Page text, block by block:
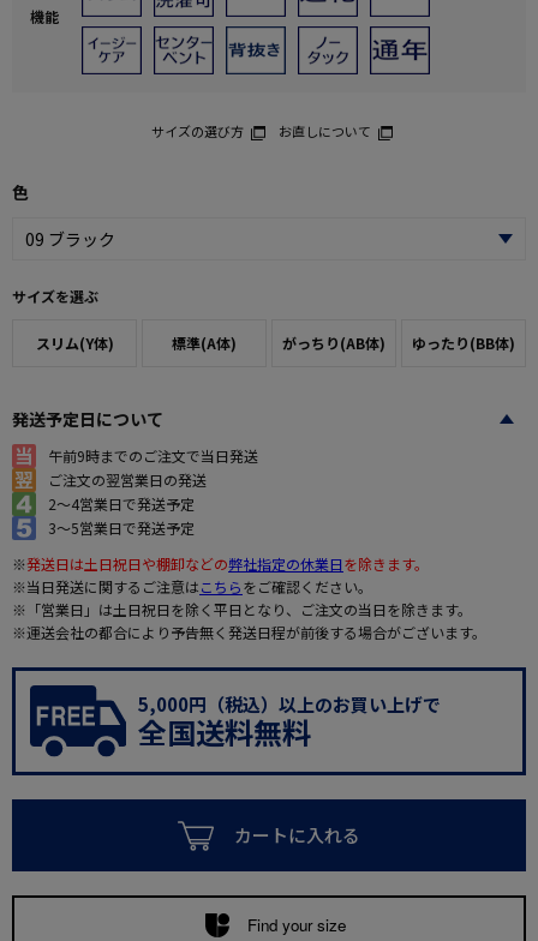
機能
サイズの選び方 お直しについて
色
サイズを選ぶ
スリム(Y体) 標準(A体) がっちり(AB体) ゆったり(BB体)
発送予定日について
午前9時までのご注文で当日発送
ご注文の翌営業日の発送
2～4営業日で発送予定
3～5営業日で発送予定
※発送日は土日祝日や棚卸などの弊社指定の休業日を除きます。
※当日発送に関するご注意はこちらをご確認ください。
※「営業日」は土日祝日を除く平日となり、ご注文の当日を除きます。
※運送会社の都合により予告無く発送日程が前後する場合がございます。
5,000円（税込）以上のお買い上げで
全国送料無料
カートに入れる
Find your size